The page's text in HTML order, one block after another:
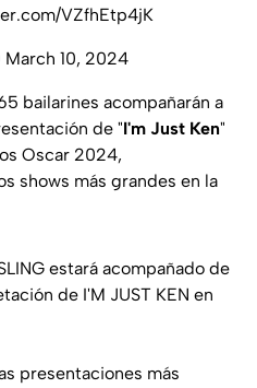
VZfhEtp4jK
March 10, 2024
bailarines acompañarán a
de "I'm Just Ken"
Oscar 2024,
shows más grandes en la
estará acompañado de
de I'M JUST KEN en
presentaciones más